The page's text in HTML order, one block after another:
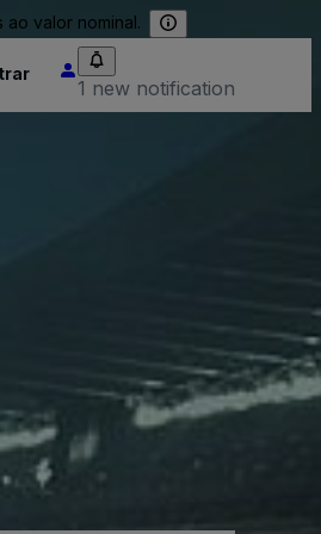
valor nominal.
1 new notification